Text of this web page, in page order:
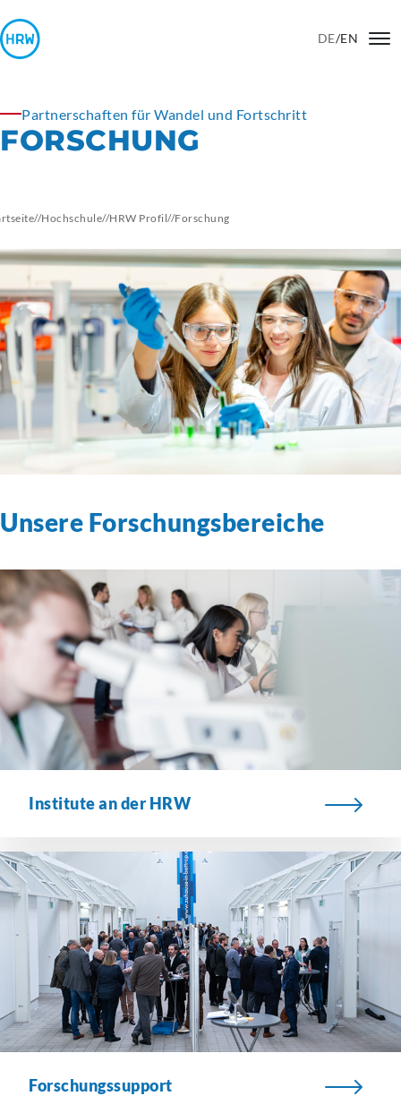
DE/EN
Partnerschaften für Wandel und Fortschritt
FORSCHUNG
//Hochschule//HRW Profil//Forschung
Unsere Forschungsbereiche
Institute an der HRW
Forschungssupport